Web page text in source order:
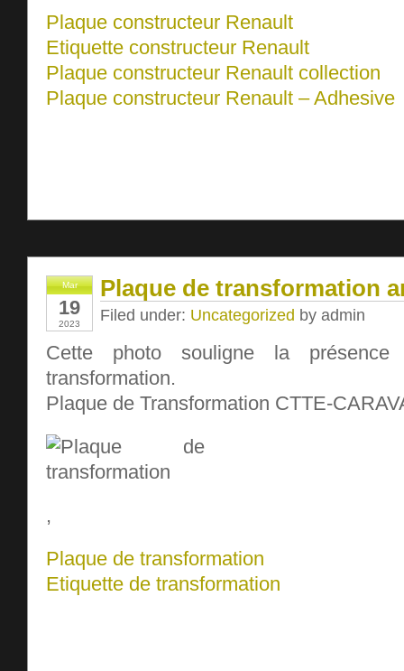
Plaque constructeur Renault
Etiquette constructeur Renault
Plaque constructeur Renault collection
Plaque constructeur Renault – Adhesive
Mar
19
2023
Plaque de transformation
Filed under: Uncategorized by admin
Cette photo souligne la
transformation.
Plaque de Transformation CTTE-
,
Plaque de transformation
Etiquette de transformation